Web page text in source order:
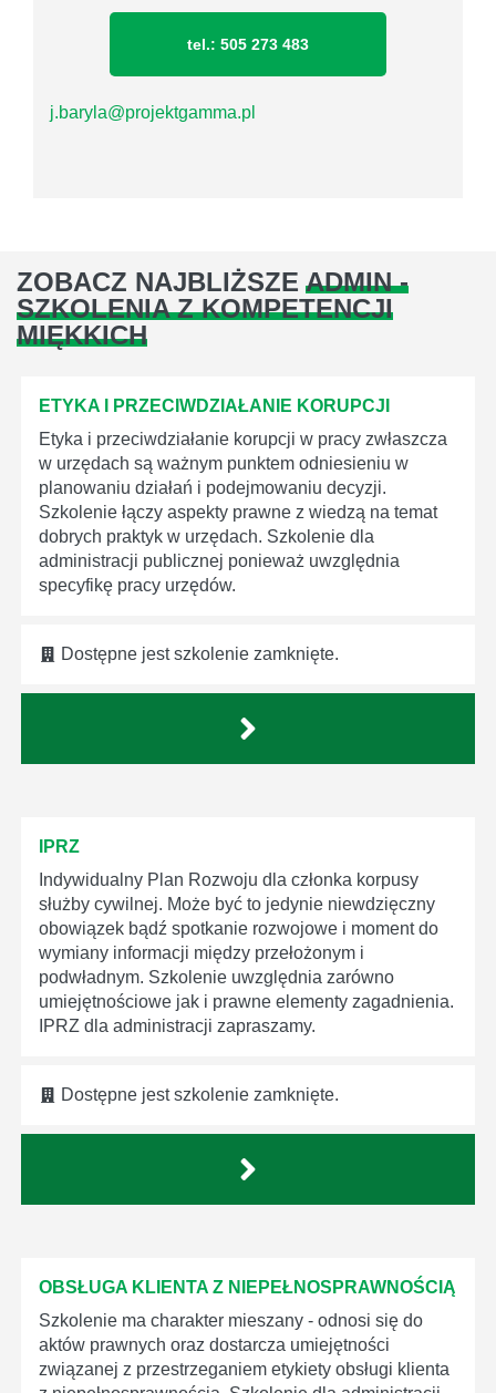
tel.: 505 273 483
j.baryla@projektgamma.pl
ZOBACZ NAJBLIŻSZE ADMIN -
SZKOLENIA Z KOMPETENCJI
MIĘKKICH
ETYKA I PRZECIWDZIAŁANIE KORUPCJI
Etyka i przeciwdziałanie korupcji w pracy zwłaszcza
w urzędach są ważnym punktem odniesieniu w
planowaniu działań i podejmowaniu decyzji.
Szkolenie łączy aspekty prawne z wiedzą na temat
dobrych praktyk w urzędach. Szkolenie dla
administracji publicznej ponieważ uwzględnia
specyfikę pracy urzędów.
Dostępne jest szkolenie zamknięte.
IPRZ
Indywidualny Plan Rozwoju dla członka korpusy
służby cywilnej. Może być to jedynie niewdzięczny
obowiązek bądź spotkanie rozwojowe i moment do
wymiany informacji między przełożonym i
podwładnym. Szkolenie uwzględnia zarówno
umiejętnościowe jak i prawne elementy zagadnienia.
IPRZ dla administracji zapraszamy.
Dostępne jest szkolenie zamknięte.
OBSŁUGA KLIENTA Z NIEPEŁNOSPRAWNOŚCIĄ
Szkolenie ma charakter mieszany - odnosi się do
aktów prawnych oraz dostarcza umiejętności
związanej z przestrzeganiem etykiety obsługi klienta